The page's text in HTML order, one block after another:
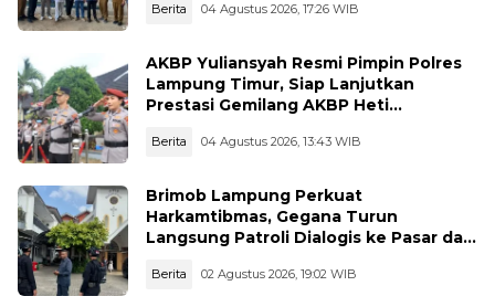
Berita 04 Agustus 2026, 17:26 WIB
AKBP Yuliansyah Resmi Pimpin Polres
Lampung Timur, Siap Lanjutkan
Prestasi Gemilang AKBP Heti
Berita 04 Agustus 2026, 13:43 WIB
Brimob Lampung Perkuat
Harkamtibmas, Gegana Turun
Langsung Patroli Dialogis ke Pasar dan
Berita 02 Agustus 2026, 19:02 WIB